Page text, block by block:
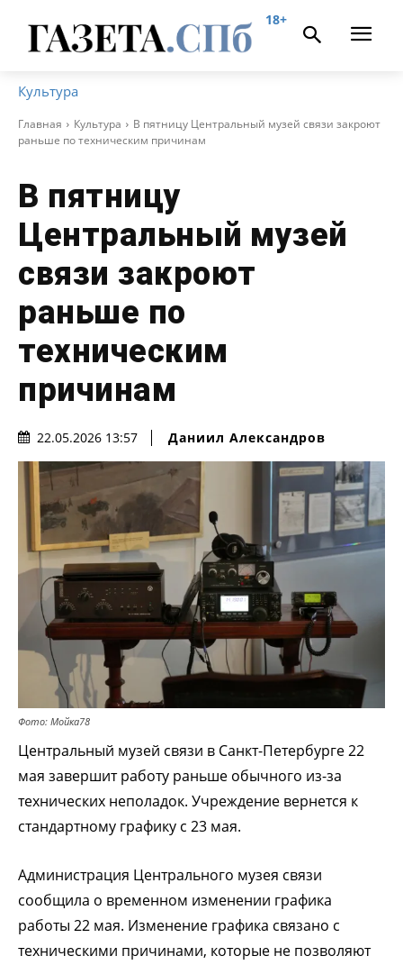
18+
Культура
Главная Культура
В пятницу Центральный музей связи закроют
раньше по техническим причинам
В пятницу
Центральный музей
связи закроют
раньше по
техническим
причинам
22.05.2026 13:57 Даниил Александров
Фото: Мойка78
Центральный музей связи в Санкт-Петербурге 22
мая завершит работу раньше обычного из-за
технических неполадок. Учреждение вернется к
стандартному графику с 23 мая.
Администрация Центрального музея связи
сообщила о временном изменении графика
работы 22 мая. Изменение графика связано с
техническими причинами, которые не позволяют